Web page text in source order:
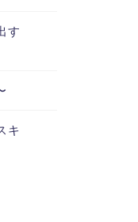
す
キ